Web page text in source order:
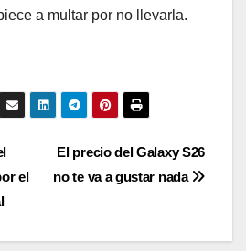
a multar por no llevarla.
El precio del Galaxy S26
no te va a gustar nada
el